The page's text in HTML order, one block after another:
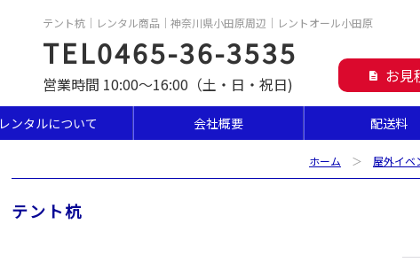
テント杭｜レンタル商品｜神奈川県小田原周辺｜レントオール小田原
TEL0465-36-3535
営業時間 10:00～16:00（土・日・祝日) description お見
レンタルについて 会社概要 配送料
ホーム ＞ 屋外イベ
テント杭